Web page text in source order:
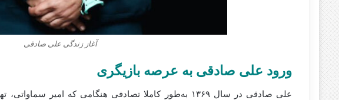
آغاز زندگی علی صادقی
ورود علی صادقی به عرصه بازیگری
علی صادقی در سال ۱۳۶۹ به‌طور کاملا تصادفی هنگامی که امیر